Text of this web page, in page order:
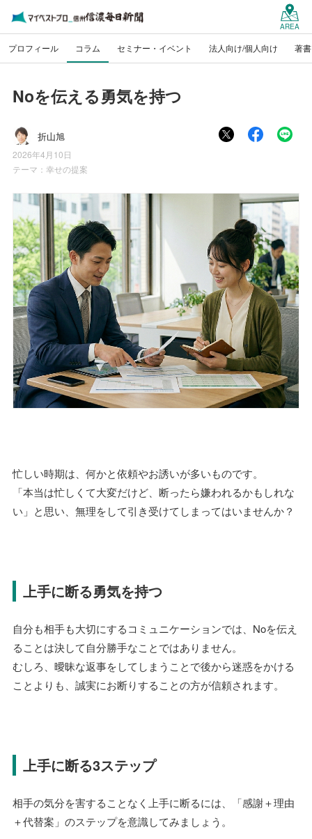
AREA
プロフィール コラム セミナー・イベント 法人向け/個人向け 著書
Noを伝える勇気を持つ
折山旭
2026年4月10日
テーマ： 幸せの提案
忙しい時期は、何かと依頼やお誘いが多いものです。
「本当は忙しくて大変だけど、断ったら嫌われるかもしれな
い」と思い、無理をして引き受けてしまってはいませんか？
上手に断る勇気を持つ
自分も相手も大切にするコミュニケーションでは、Noを伝え
ることは決して自分勝手なことではありません。
むしろ、曖昧な返事をしてしまうことで後から迷惑をかける
ことよりも、誠実にお断りすることの方が信頼されます。
上手に断る3ステップ
相手の気分を害することなく上手に断るには、「感謝＋理由
＋代替案」のステップを意識してみましょう。